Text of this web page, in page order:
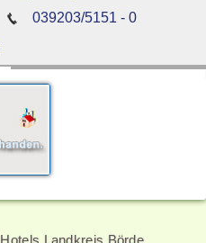
039203/5151 - 0